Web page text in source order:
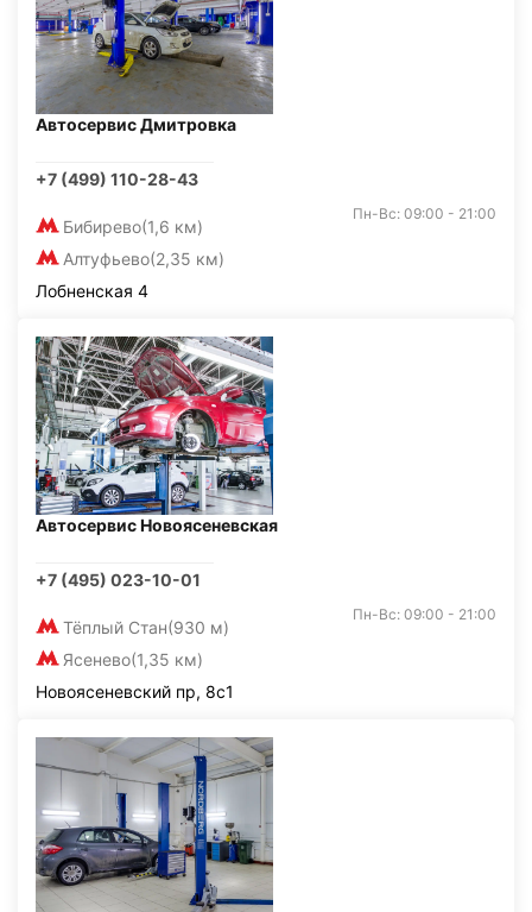
Автосервис Дмитровка
+7 (499) 110-28-43
Бибирево(1,6 км)
Алтуфьево(2,35 км)
Пн-Вс: 09:00 - 21:00
Лобненская 4
Автосервис Новоясеневская
+7 (495) 023-10-01
Тёплый Стан(930 м)
Ясенево(1,35 км)
Пн-Вс: 09:00 - 21:00
Новоясеневский пр, 8с1